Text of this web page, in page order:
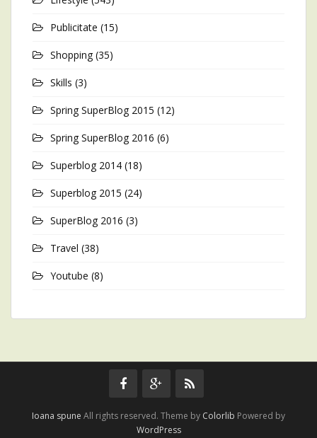
Publicitate (15)
Shopping (35)
Skills (3)
Spring SuperBlog 2015 (12)
Spring SuperBlog 2016 (6)
Superblog 2014 (18)
Superblog 2015 (24)
SuperBlog 2016 (3)
Travel (38)
Youtube (8)
Ioana spune All rights reserved. Theme by Colorlib Powered by
WordPress